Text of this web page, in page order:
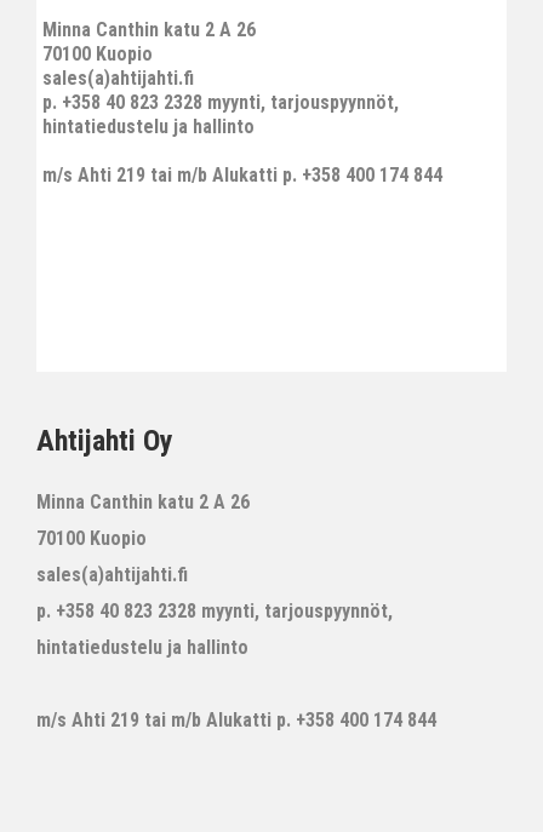
Minna Canthin katu 2 A 26
70100 Kuopio
sales(a)ahtijahti.fi
p. +358 40 823 2328 myynti, tarjouspyynnöt,
hintatiedustelu ja hallinto
m/s Ahti 219 tai m/b Alukatti p. +358 400 174 844
Ahtijahti Oy
Minna Canthin katu 2 A 26
70100 Kuopio
sales(a)ahtijahti.fi
p. +358 40 823 2328 myynti, tarjouspyynnöt,
hintatiedustelu ja hallinto
m/s Ahti 219 tai m/b Alukatti p. +358 400 174 844